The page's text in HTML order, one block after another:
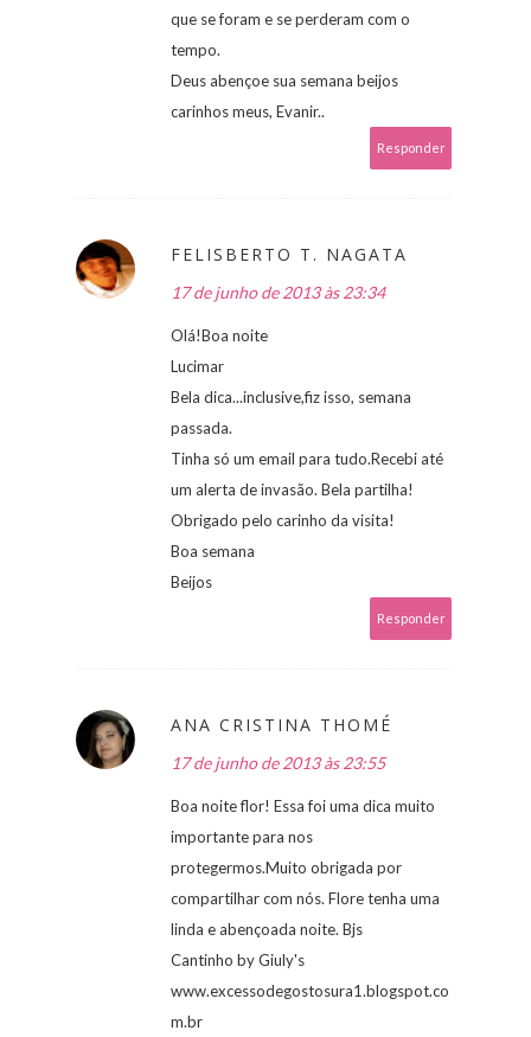
que se foram e se perderam com o
tempo.
Deus abençoe sua semana beijos
carinhos meus, Evanir..
Responder
FELISBERTO T. NAGATA
17 de junho de 2013 às 23:34
Olá!Boa noite
Lucimar
Bela dica...inclusive,fiz isso, semana
passada.
Tinha só um email para tudo.Recebi até
um alerta de invasão. Bela partilha!
Obrigado pelo carinho da visita!
Boa semana
Beijos
Responder
ANA CRISTINA THOMÉ
17 de junho de 2013 às 23:55
Boa noite flor! Essa foi uma dica muito
importante para nos
protegermos.Muito obrigada por
compartilhar com nós. Flore tenha uma
linda e abençoada noite. Bjs
Cantinho by Giuly's
www.excessodegostosura1.blogspot.co
m.br